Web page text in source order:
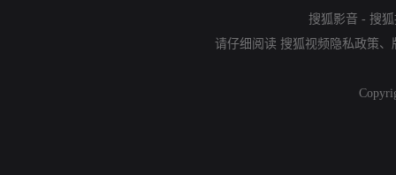
搜狐影音 - 搜
请仔细阅读 搜狐视频隐私政策、